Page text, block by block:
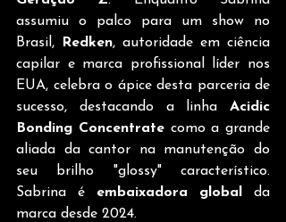
assumiu o palco para um show no
Brasil,
Redken, autoridade em ciência
capilar e marca profissional líder nos
EUA, celebra o ápice desta parceria de
sucesso, destacando a linha Acidic
Bonding Concentrate como a grande
aliada da cantor na manutenção do
seu brilho "glossy" característico.
Sabrina é embaixadora global
da
marca desde 2024.